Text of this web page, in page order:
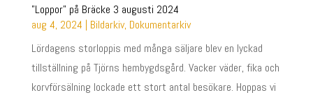
”Loppor” på Bräcke 3 augusti 2024
aug 4, 2024 | Bildarkiv, Dokumentarkiv
Lördagens storloppis med många säljare blev en lyckad
tillställning på Tjörns hembygdsgård. Vacker väder, fika och
korvförsälning lockade ett stort antal besökare. Hoppas vi